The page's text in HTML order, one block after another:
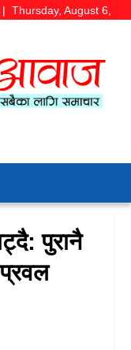
| Thursday, August 6,
पुरानै